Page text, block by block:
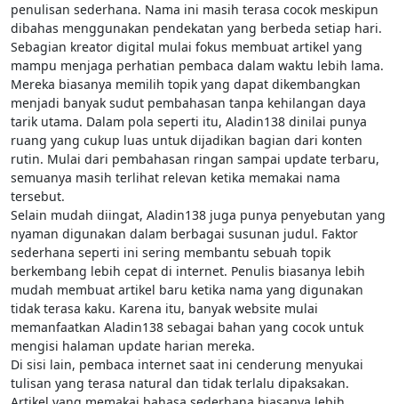
penulisan sederhana. Nama ini masih terasa cocok meskipun
dibahas menggunakan pendekatan yang berbeda setiap hari.
Sebagian kreator digital mulai fokus membuat artikel yang
mampu menjaga perhatian pembaca dalam waktu lebih lama.
Mereka biasanya memilih topik yang dapat dikembangkan
menjadi banyak sudut pembahasan tanpa kehilangan daya
tarik utama. Dalam pola seperti itu, Aladin138 dinilai punya
ruang yang cukup luas untuk dijadikan bagian dari konten
rutin. Mulai dari pembahasan ringan sampai update terbaru,
semuanya masih terlihat relevan ketika memakai nama
tersebut.
Selain mudah diingat, Aladin138 juga punya penyebutan yang
nyaman digunakan dalam berbagai susunan judul. Faktor
sederhana seperti ini sering membantu sebuah topik
berkembang lebih cepat di internet. Penulis biasanya lebih
mudah membuat artikel baru ketika nama yang digunakan
tidak terasa kaku. Karena itu, banyak website mulai
memanfaatkan Aladin138 sebagai bahan yang cocok untuk
mengisi halaman update harian mereka.
Di sisi lain, pembaca internet saat ini cenderung menyukai
tulisan yang terasa natural dan tidak terlalu dipaksakan.